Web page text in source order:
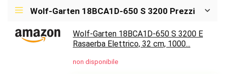
Wolf-Garten 18BCA1D-650 S 3200 Prezzi
Wolf-Garten 18BCA1D-650 S 3200 E
Rasaerba Elettrico, 32 cm, 1000...
non disponibile